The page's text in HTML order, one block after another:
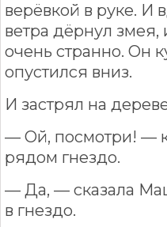
верёвкой в руке. И
ветра дёрнул змея,
очень странно. Он
опустился вниз.
И застрял на
— Ой, посмотри! —
рядом гнездо.
— Да, — сказала
в гнездо.